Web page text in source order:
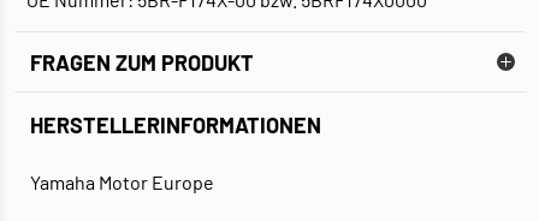
FRAGEN ZUM PRODUKT
HERSTELLERINFORMATIONEN
Yamaha Motor Europe